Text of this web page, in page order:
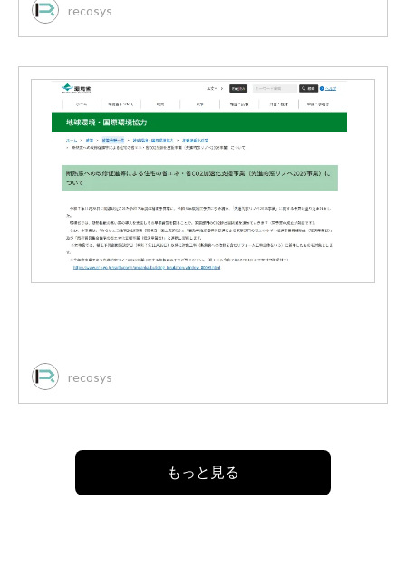
recosys
recosys
もっと見る